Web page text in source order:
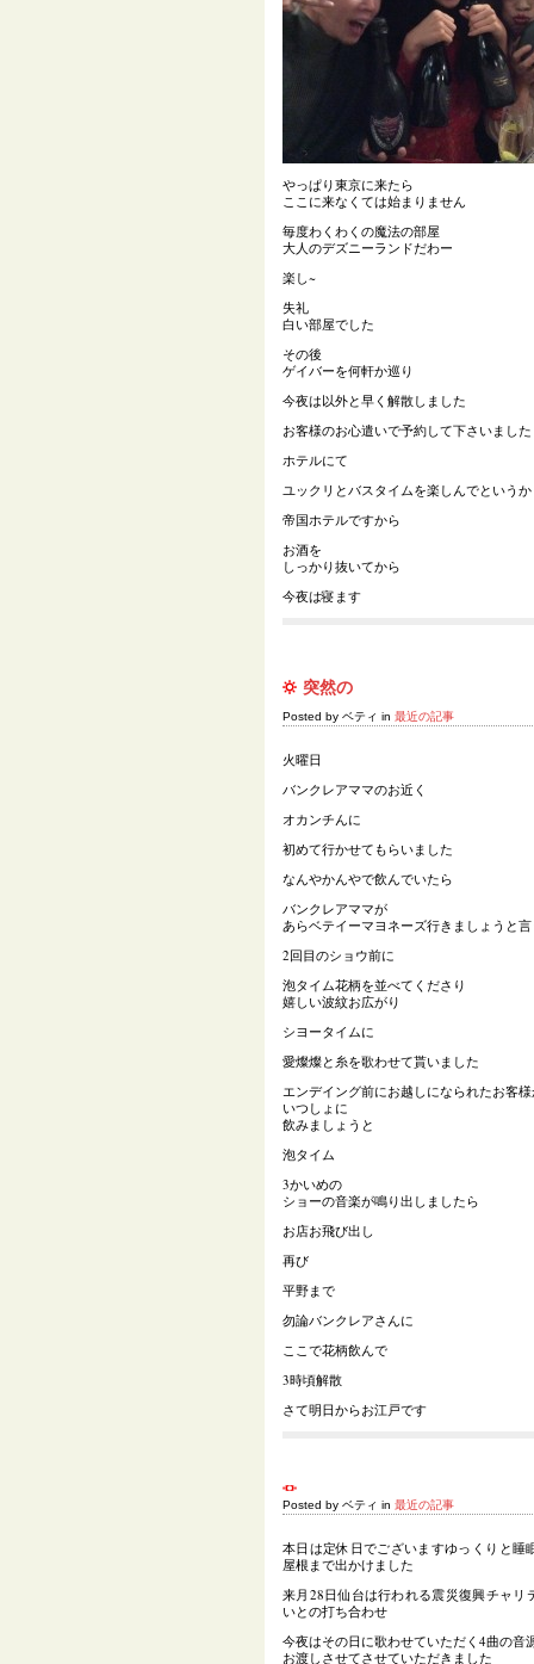
やっぱり東京に来たら
ここに来なくては始まりません
毎度わくわくの魔法の部屋
大人のデズニーランドだわー
楽し~
失礼
白い部屋でした
その後
ゲイバーを何軒か巡り
今夜は以外と早く解散しました
お客様のお心遣いで予約して下さいました
ホテルにて
ユックリとバスタイムを楽しんでというか
帝国ホテルですから
お酒を
しっかり抜いてから
今夜は寝ます
突然の
Posted by ベティ in 最近の記事
火曜日
バンクレアママのお近く
オカンチんに
初めて行かせてもらいました
なんやかんやで飲んでいたら
バンクレアママが
あらベテイーマヨネーズ行きましょうと
2回目のショウ前に
泡タイム花柄を並べてくださり
嬉しい波紋お広がり
シヨータイムに
愛燦燦と糸を歌わせて貰いました
エンデイング前にお越しになられたお客
いつしょに
飲みましょうと
泡タイム
3かいめの
ショーの音楽が鳴り出しましたら
お店お飛び出し
再び
平野まで
勿論バンクレアさんに
ここで花柄飲んで
3時頃解散
さて明日からお江戸です
Posted by ベティ in 最近の記事
本日は定休日でございますゆっくりと睡
屋根まで出かけました
来月28日仙台は行われる震災復興チャリ
いとの打ち合わせ
今夜はその日に歌わせていただく4曲の音
お渡しさせてさせていただきました